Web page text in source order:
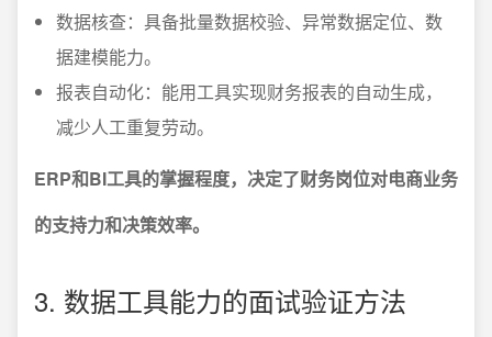
数据核查：具备批量数据校验、异常数据定位、数
据建模能力。
报表自动化：能用工具实现财务报表的自动生成，
减少人工重复劳动。
ERP和BI工具的掌握程度，决定了财务岗位对电商业务
的支持力和决策效率。
3. 数据工具能力的面试验证方法